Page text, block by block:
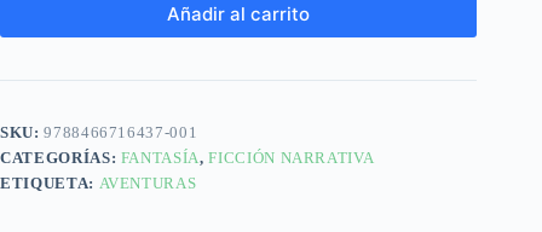
Añadir al carrito
SKU:9788466716437-001
CATEGORÍAS: FANTASÍA,FICCIÓN NARRATIVA
ETIQUETA: AVENTURAS